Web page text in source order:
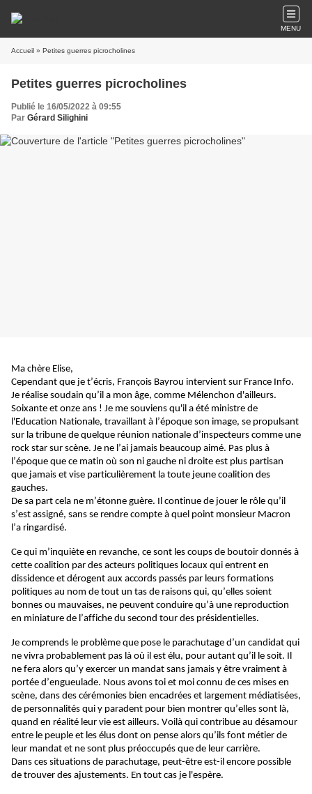
MENU
Accueil » Petites guerres picrocholines
Petites guerres picrocholines
Publié le 16/05/2022 à 09:55
Par Gérard Silighini
Ma chère Elise,
Cependant que je t’écris, François Bayrou intervient sur France Info.
Je réalise soudain qu’il a mon âge, comme Mélenchon d'ailleurs.
Soixante et onze ans ! Je me souviens qu'il a été ministre de
l'Education Nationale, travaillant à l’époque son image, se propulsant
sur la tribune de quelque réunion nationale d’inspecteurs comme une
rock star sur scène. Je ne l’ai jamais beaucoup aimé. Pas plus à
l’époque que ce matin où son ni gauche ni droite est plus partisan
que jamais et vise particulièrement la toute jeune coalition des
gauches.
De sa part cela ne m’étonne guère. Il continue de jouer le rôle qu’il
s’est assigné, sans se rendre compte à quel point monsieur Macron
l’a ringardisé.
Ce qui m’inquiète en revanche, ce sont les coups de boutoir donnés à
cette coalition par des acteurs politiques locaux qui entrent en
dissidence et dérogent aux accords passés par leurs formations
politiques au nom de tout un tas de raisons qui, qu’elles soient
bonnes ou mauvaises, ne peuvent conduire qu’à une reproduction
en miniature de l’affiche du second tour des présidentielles.
Je comprends le problème que pose le parachutage d’un candidat qui
ne vivra probablement pas là où il est élu, pour autant qu’il le soit. Il
ne fera alors qu’y exercer un mandat sans jamais y être vraiment à
portée d’engueulade. Nous avons toi et moi connu de ces mises en
scène, dans des cérémonies bien encadrées et largement médiatisées,
de personnalités qui y paradent pour bien montrer qu’elles sont là,
quand en réalité leur vie est ailleurs. Voilà qui contribue au désamour
entre le peuple et les élus dont on pense alors qu’ils font métier de
leur mandat et ne sont plus préoccupés que de leur carrière.
Dans ces situations de parachutage, peut-être est-il encore possible
de trouver des ajustements. En tout cas je l'espère.